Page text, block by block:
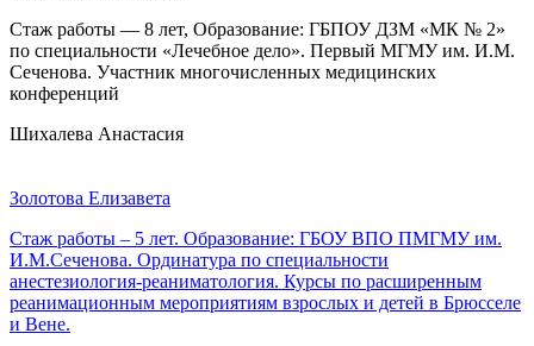
Стаж работы — 8 лет, Образование: ГБПОУ ДЗМ «МК № 2»
по специальности «Лечебное дело». Первый МГМУ им. И.М.
Сеченова. Участник многочисленных медицинских
конференций
Шихалева Анастасия
Золотова Елизавета
Стаж работы – 5 лет. Образование: ГБОУ ВПО ПМГМУ им.
И.М.Сеченова. Ординатура по специальности
анестезиология-реаниматология. Курсы по расширенным
реанимационным мероприятиям взрослых и детей в Брюсселе
и Вене.